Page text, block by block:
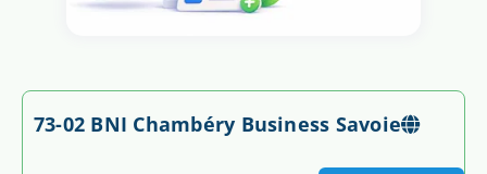
73-02 BNI Chambéry Business Savoie